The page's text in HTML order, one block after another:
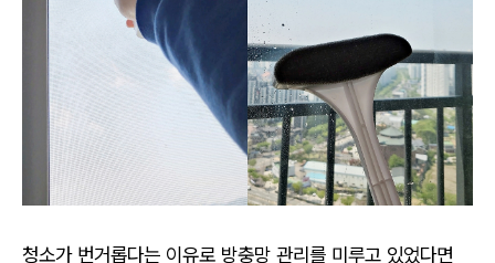
청소가 번거롭다는 이유로 방충망 관리를 미루고 있었다면